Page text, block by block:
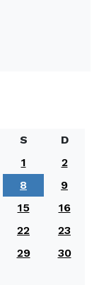
S
D
1
2
8
9
15
16
22
23
29
30